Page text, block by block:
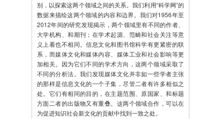
别，以探索这两个领域之间的关系。我们利用“科学网”的
数据来描绘这两个领域的内容和边界。我们对1956年至
2012年间的研究发现揭示，两个领域里有不同的作者、
大学机构、和期刊；在学术起源、范畴和社会关注等意
义上看也不相同。信息文化和图书馆科学有更紧密的联
系，而媒体文化和媒体内容、媒体工业和社会影响等更
加相关。因为它们不同的学术方向，这两个领域采取了
不同的分析法。我们发现媒体文化并非如一些学者主张
的那样是信息文化的一个子集，尽管二者有许多相似之
处。它们有相同的目的，在主题范围、原国家、和标题
方面二者的出版物又有重叠。这两个领域合作，可以在
为促进知识社会新文化的贡献中找到一致之处。